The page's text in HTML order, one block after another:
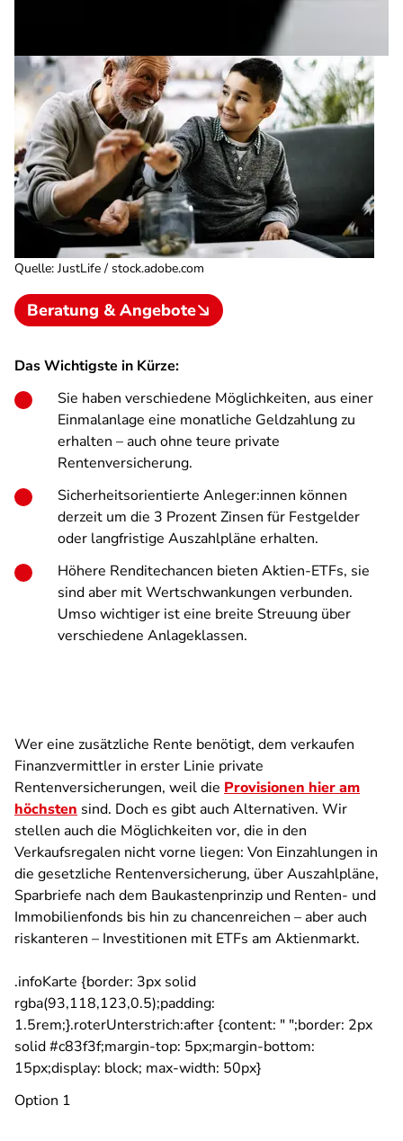
Quelle: JustLife / stock.adobe.com
Beratung & Angebote
Das Wichtigste in Kürze:
Sie haben verschiedene Möglichkeiten, aus einer
Einmalanlage eine monatliche Geldzahlung zu
erhalten – auch ohne teure private
Rentenversicherung.
Sicherheitsorientierte Anleger:innen können
derzeit um die 3 Prozent Zinsen für Festgelder
oder langfristige Auszahlpläne erhalten.
Höhere Renditechancen bieten Aktien-ETFs, sie
sind aber mit Wertschwankungen verbunden.
Umso wichtiger ist eine breite Streuung über
verschiedene Anlageklassen.
Wer eine zusätzliche Rente benötigt, dem verkaufen
Finanzvermittler in erster Linie private
Rentenversicherungen, weil die Provisionen hier am
höchsten sind. Doch es gibt auch Alternativen. Wir
stellen auch die Möglichkeiten vor, die in den
Verkaufsregalen nicht vorne liegen: Von Einzahlungen in
die gesetzliche Rentenversicherung, über Auszahlpläne,
Sparbriefe nach dem Baukastenprinzip und Renten- und
Immobilienfonds bis hin zu chancenreichen – aber auch
riskanteren – Investitionen mit ETFs am Aktienmarkt.
.infoKarte {border: 3px solid
rgba(93,118,123,0.5);padding:
1.5rem;}.roterUnterstrich:after {content: " ";border: 2px
solid #c83f3f;margin-top: 5px;margin-bottom:
15px;display: block; max-width: 50px}
Option 1